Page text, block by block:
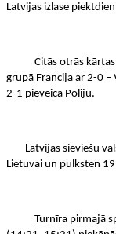
Latvijas izlase
Citās otrās kārtas
grupā Francija ar 2-0 –
2-1 pieveica Poliju.
Latvijas sieviešu
Lietuvai un pulksten
Turnīra pirmajā